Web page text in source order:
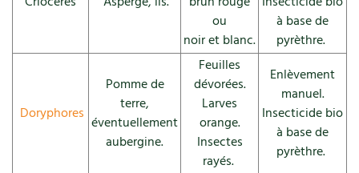
La vie secrète du jardin
BD : La folle histoire des plantes
ou
noir et blanc.
à base de
pyrèthre.
Doryphores
Pomme de
terre,
éventuellement
aubergine.
Feuilles
dévorées.
Larves
orange.
Insectes
rayés.
Enlèvement
manuel.
Insecticide bio
à base de
pyrèthre.